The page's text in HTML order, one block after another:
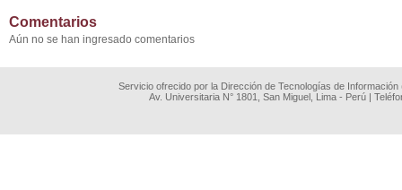
Comentarios
Aún no se han ingresado comentarios
Servicio ofrecido por la Dirección de Tecnologías de
Av. Universitaria N° 1801, San Miguel, Lima - Perú |